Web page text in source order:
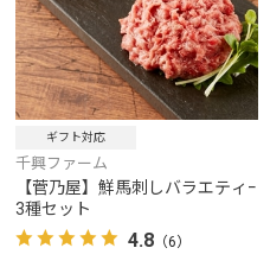
ギフト対応
千興ファーム
【菅乃屋】鮮馬刺しバラエティｰ
3種セット
4.8 （6）